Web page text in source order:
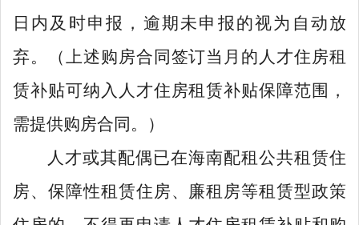
日内及时申报，逾期未申报的视为自动放
弃。（上述购房合同签订当月的人才住房租
赁补贴可纳入人才住房租赁补贴保障范围，
需提供购房合同 。
）
人才或其配偶已在海南配租公共租赁住
房、保障性租赁住房、廉租房等租赁型政策